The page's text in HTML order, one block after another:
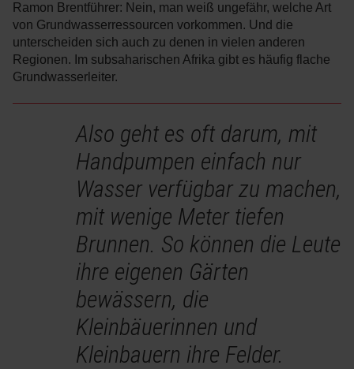
Ramon Brentführer: Nein, man weiß ungefähr, welche Art
von Grundwasserressourcen vorkommen. Und die
unterscheiden sich auch zu denen in vielen anderen
Regionen. Im subsaharischen Afrika gibt es häufig flache
Grundwasserleiter.
Also geht es oft darum, mit
Handpumpen einfach nur
Wasser verfügbar zu machen,
mit wenige Meter tiefen
Brunnen. So können die Leute
ihre eigenen Gärten
bewässern, die
Kleinbäuerinnen und
Kleinbauern ihre Felder.